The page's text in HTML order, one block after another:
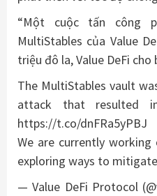
“Một cuộc tấn công
MultiStables của Value
triệu đô la, Value DeFi cho
The MultiStables vault
attack that resulted
https://t.co/dnFRa5yPBJ
We are currently
exploring ways to
— Value DeFi Protocol